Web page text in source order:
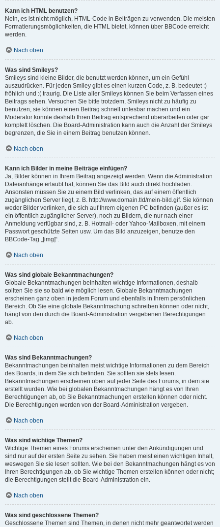
Kann ich HTML benutzen?
Nein, es ist nicht möglich, HTML-Code in Beiträgen zu verwenden. Die meisten
Formatierungsmöglichkeiten, die HTML bietet, können über BBCode erreicht
werden.
Nach oben
Was sind Smileys?
Smileys sind kleine Bilder, die benutzt werden können, um ein Gefühl
auszudrücken. Für jeden Smiley gibt es einen kurzen Code, z. B. bedeutet :)
fröhlich und :( traurig. Die Liste aller Smileys können Sie beim Verfassen eines
Beitrags sehen. Versuchen Sie bitte trotzdem, Smileys nicht zu häufig zu
benutzen, sie können einen Beitrag schnell unlesbar machen und ein
Moderator könnte deshalb Ihren Beitrag entsprechend überarbeiten oder gar
komplett löschen. Die Board-Administration kann auch die Anzahl der Smileys
begrenzen, die Sie in einem Beitrag benutzen können.
Nach oben
Kann ich Bilder in meine Beiträge einfügen?
Ja, Bilder können in Ihrem Beitrag angezeigt werden. Wenn die Administration
Dateianhänge erlaubt hat, können Sie das Bild auch direkt hochladen.
Ansonsten müssen Sie zu einem Bild verlinken, das auf einem öffentlich
zugänglichen Server liegt, z. B. http://www.domain.tld/mein-bild.gif. Sie können
weder Bilder verlinken, die sich auf Ihrem eigenen PC befinden (außer es ist
ein öffentlich zugänglicher Server), noch zu Bildern, die nur nach einer
Anmeldung verfügbar sind, z. B. Hotmail- oder Yahoo-Mailboxen, mit einem
Passwort geschützte Seiten usw. Um das Bild anzuzeigen, benutze den
BBCode-Tag „[img]“.
Nach oben
Was sind globale Bekanntmachungen?
Globale Bekanntmachungen beinhalten wichtige Informationen, deshalb
sollten Sie sie so bald wie möglich lesen. Globale Bekanntmachungen
erscheinen ganz oben in jedem Forum und ebenfalls in Ihrem persönlichen
Bereich. Ob Sie eine globale Bekanntmachung schreiben können oder nicht,
hängt von den durch die Board-Administration vergebenen Berechtigungen
ab.
Nach oben
Was sind Bekanntmachungen?
Bekanntmachungen beinhalten meist wichtige Informationen zu dem Bereich
des Boards, in dem Sie sich befinden. Sie sollten sie stets lesen.
Bekanntmachungen erscheinen oben auf jeder Seite des Forums, in dem sie
erstellt wurden. Wie bei globalen Bekanntmachungen hängt es von Ihren
Berechtigungen ab, ob Sie Bekanntmachungen erstellen können oder nicht.
Die Berechtigungen werden von der Board-Administration vergeben.
Nach oben
Was sind wichtige Themen?
Wichtige Themen eines Forums erscheinen unter den Ankündigungen und
sind nur auf der ersten Seite zu sehen. Sie haben meist einen wichtigen Inhalt,
weswegen Sie sie lesen sollten. Wie bei den Bekanntmachungen hängt es von
Ihren Berechtigungen ab, ob Sie wichtige Themen erstellen können oder nicht;
die Berechtigungen stellt die Board-Administration ein.
Nach oben
Was sind geschlossene Themen?
Geschlossene Themen sind Themen, in denen nicht mehr geantwortet werden